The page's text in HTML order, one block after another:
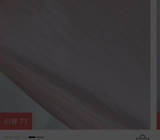
리뷰 71